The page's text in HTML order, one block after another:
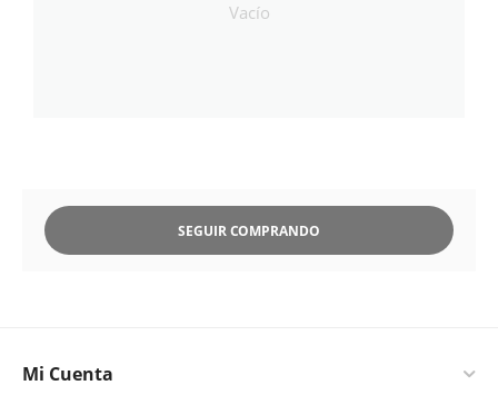
Vacío
SEGUIR COMPRANDO
Mi Cuenta